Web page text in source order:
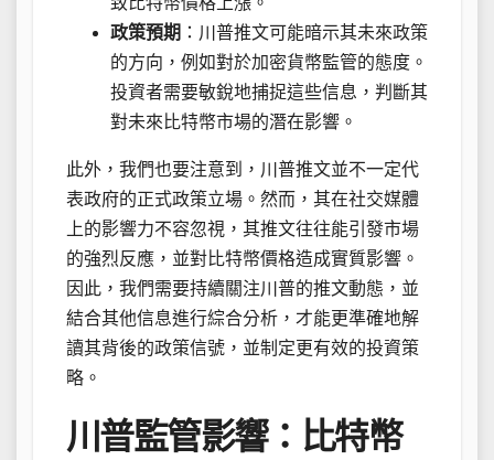
政策預期 ：川普推文可能暗示其未來政策
的方向，例如對於加密貨幣監管的態度。
投資者需要敏銳地捕捉這些信息，判斷其
對未來比特幣市場的潛在影響。
此外，我們也要注意到，川普推文並不一定代
表政府的正式政策立場。然而，其在社交媒體
上的影響力不容忽視，其推文往往能引發市場
的強烈反應，並對比特幣價格造成實質影響。
因此，我們需要持續關注川普的推文動態，並
結合其他信息進行綜合分析，才能更準確地解
讀其背後的政策信號，並制定更有效的投資策
略。
川普監管影響：比特幣